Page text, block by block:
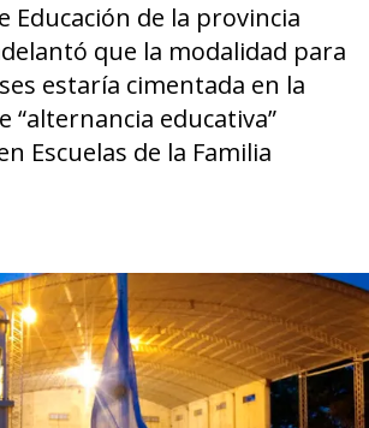
Educación de la provincia
que la modalidad para
estaría cimentada en la
“alternancia educativa”
Escuelas de la Familia